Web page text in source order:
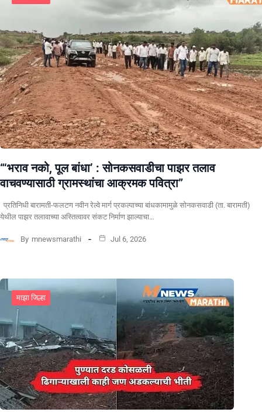
“‘भराव नको, पूल बांधा’ : सोनकसवाडीचा पाझर तलाव
वाचवण्यासाठी ग्रामस्थांचा आक्रमक पवित्रा”
प्रतिनिधी बारामती-फलटण नवीन रेल्वे मार्ग प्रकल्पाच्या बांधकामामुळे सोनकसवाडी (ता. बारामती)
येथील पाझर तलावाच्या अस्तित्वावर संकट निर्माण झाल्याचा…
By mnewsmarathi Jul 6, 2026
माझा जिल्हा